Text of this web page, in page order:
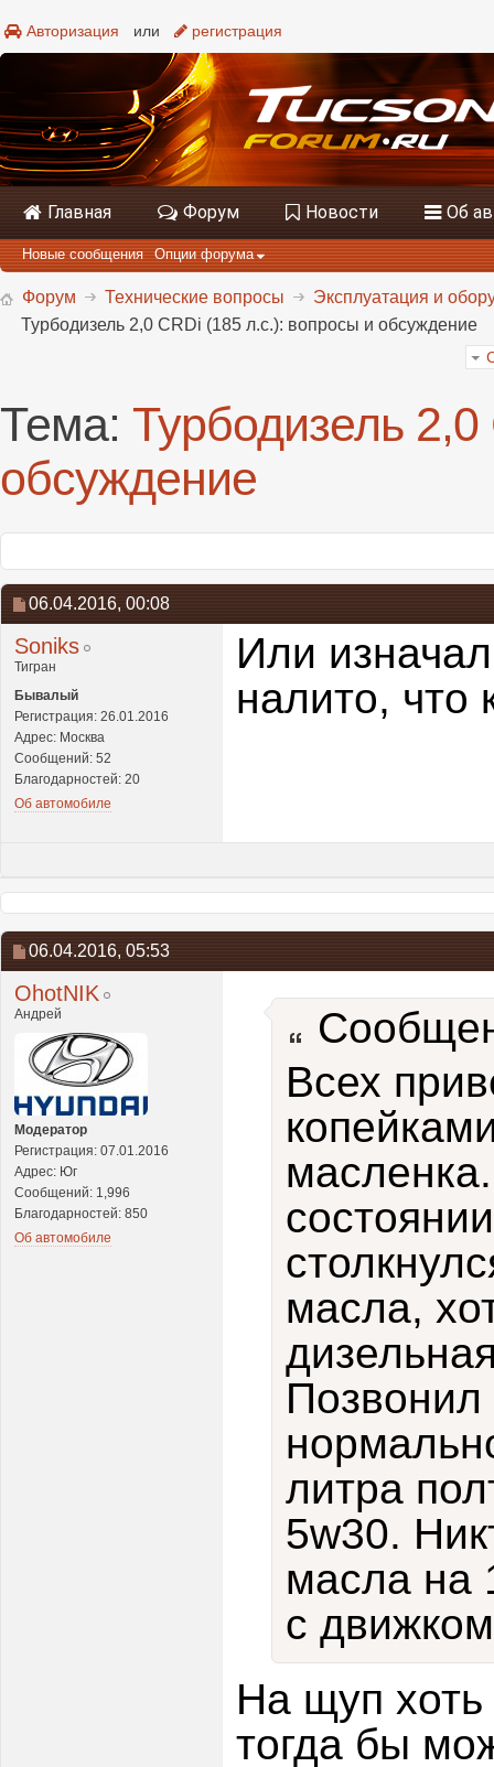
Авторизация или регистрация
Главная Форум Новости Об
Новые сообщения Опции форума
Форум Технические вопросы
Эксплуатация и
Турбодизель 2,0 CRDi (185 л.с.): вопросы и обсуждение
Тема: Турбодизель
обсуждение
06.04.2016, 00:08
Soniks
Тигран
Бывалый
Регистрация: 26.01.2016
Адрес: Москва
Сообщений: 52
Благодарностей: 20
Об автомобиле
Или
налито, что
06.04.2016, 05:53
OhotNIK
Андрей
Модератор
Регистрация: 07.01.2016
Адрес: Юг
Сообщений: 1,996
Благодарностей: 850
Об автомобиле
Всех
масла,
Позвонил
литра
5w30.
масла на
с
На щуп хоть
тогда бы